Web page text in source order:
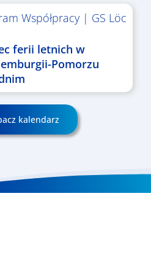
Współpracy| GS Löc
ferii letnich w
Pomorzu
kalendarz